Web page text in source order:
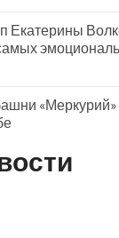
Екатерины
«Меркурий»